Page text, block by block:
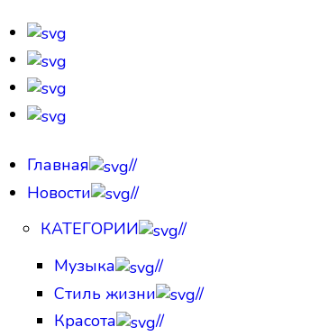
Главная
//
Новости
//
КАТЕГОРИИ
//
Музыка
//
Стиль жизни
//
Красота
//